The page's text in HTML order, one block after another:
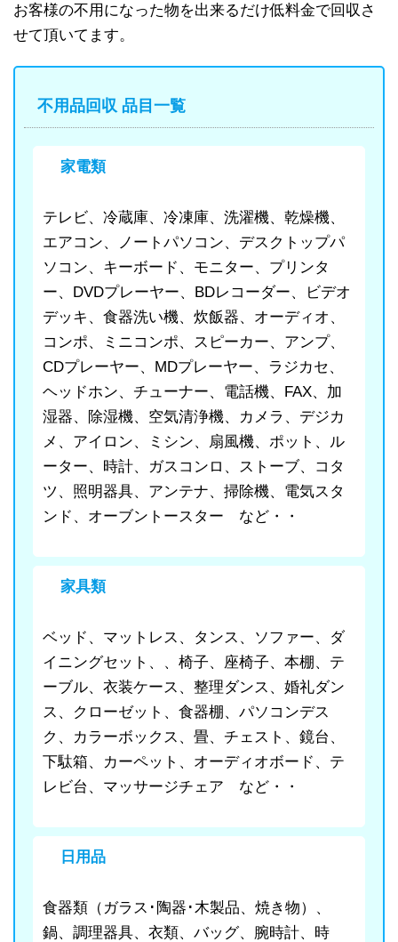
お客様の不用になった物を出来るだけ低料金で回収さ
せて頂いてます。
不用品回収 品目一覧
家電類
テレビ、冷蔵庫、冷凍庫、洗濯機、乾燥機、
エアコン、ノートパソコン、デスクトップパ
ソコン、キーボード、モニター、プリンタ
ー、DVDプレーヤー、BDレコーダー、ビデオ
デッキ、食器洗い機、炊飯器、オーディオ、
コンポ、ミニコンポ、スピーカー、アンプ、
CDプレーヤー、MDプレーヤー、ラジカセ、
ヘッドホン、チューナー、電話機、FAX、加
湿器、除湿機、空気清浄機、カメラ、デジカ
メ、アイロン、ミシン、扇風機、ポット、ル
ーター、時計、ガスコンロ、ストーブ、コタ
ツ、照明器具、アンテナ、掃除機、電気スタ
ンド、オーブントースター など・・
家具類
ベッド、マットレス、タンス、ソファー、ダ
イニングセット、、椅子、座椅子、本棚、テ
ーブル、衣装ケース、整理ダンス、婚礼ダン
ス、クローゼット、食器棚、パソコンデス
ク、カラーボックス、畳、チェスト、鏡台、
下駄箱、カーペット、オーディオボード、テ
レビ台、マッサージチェア など・・
日用品
食器類（ガラス･陶器･木製品、焼き物）、
鍋、調理器具、衣類、バッグ、腕時計、時